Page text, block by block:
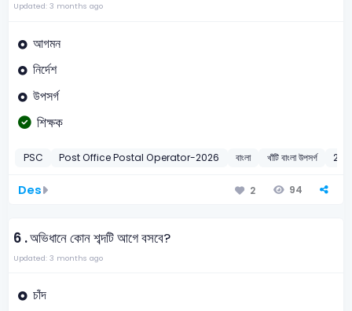
Updated: 3 months ago
আগমন
নির্দেশ
উপসর্গ
শিক্ষক
PSC Post Office Postal Operator-2026 বাংলা খাঁটি বাংলা উপসর্গ
Des 2 94
6 .অভিধানে কোন শব্দটি আগে বসবে?
Updated: 3 months ago
চাঁদ